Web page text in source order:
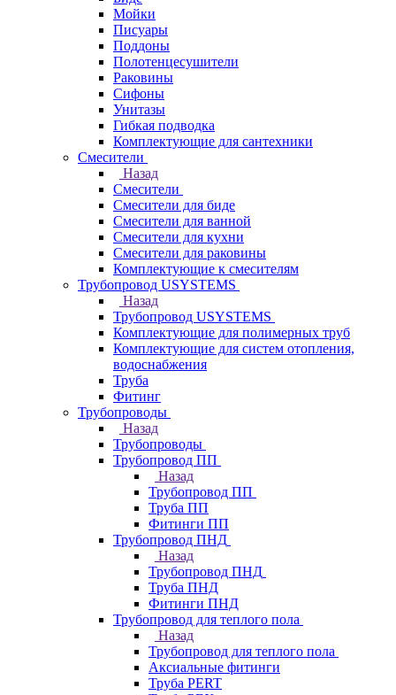
Мойки
Писуары
Поддоны
Полотенцесушители
Раковины
Сифоны
Унитазы
Гибкая подводка
Комплектующие для сантехники
Смесители
Назад
Смесители
Смесители для биде
Смесители для ванной
Смесители для кухни
Смесители для раковины
Комплектующие к смесителям
Трубопровод USYSTEMS
Назад
Трубопровод USYSTEMS
Комплектующие для полимерных труб
Комплектующие для систем отопления,
водоснабжения
Труба
Фитинг
Трубопроводы
Назад
Трубопроводы
Трубопровод ПП
Назад
Трубопровод ПП
Труба ПП
Фитинги ПП
Трубопровод ПНД
Назад
Трубопровод ПНД
Труба ПНД
Фитинги ПНД
Трубопровод для теплого пола
Назад
Трубопровод для теплого пола
Аксиальные фитинги
Труба PERT